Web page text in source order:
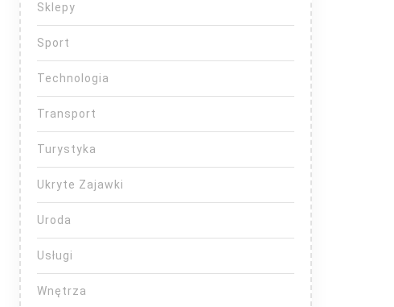
Sklepy
Sport
Technologia
Transport
Turystyka
Ukryte Zajawki
Uroda
Usługi
Wnętrza